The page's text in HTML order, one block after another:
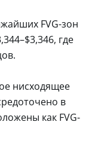
FVG-зон
где
нисходящее
в
как FVG-